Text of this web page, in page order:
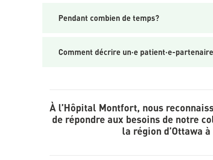
Pendant combien de temps?
Comment décrire un·e patient·e-
À l’Hôpital Montfort, nous
de répondre aux besoins de notre
la région d’Ottawa